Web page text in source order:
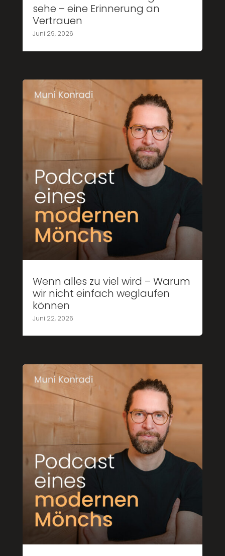
sehe – eine Erinnerung an
Vertrauen
Juni 29, 2026
Wenn alles zu viel wird – Warum
wir nicht einfach weglaufen
können
Juni 22, 2026